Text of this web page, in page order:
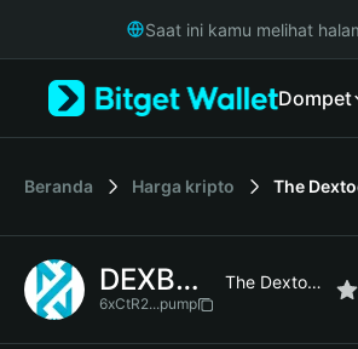
Русский
Italiano
简体中文
繁體中文
Saat ini kamu melihat
Dompet
Beranda Harga kripto The
DEXBULL The Dextools Bull
6xCtR2...pump